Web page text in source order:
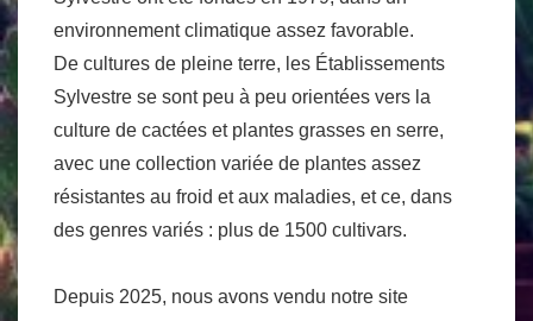
environnement climatique assez favorable.
De cultures de pleine terre, les Établissements
Sylvestre se sont peu à peu orientées vers la
culture de cactées et plantes grasses en serre,
avec une collection variée de plantes assez
résistantes au froid et aux maladies, et ce, dans
des genres variés : plus de 1500 cultivars.
Depuis 2025, nous avons vendu notre site